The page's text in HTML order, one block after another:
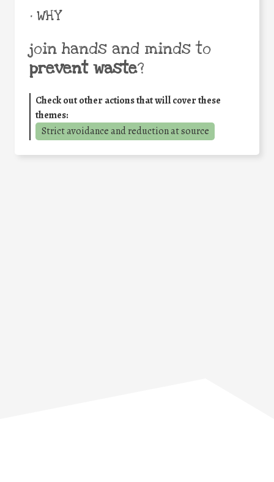
• WHY
join hands and minds to
prevent waste?
Check out other actions that will cover these
themes:
Strict avoidance and reduction at source